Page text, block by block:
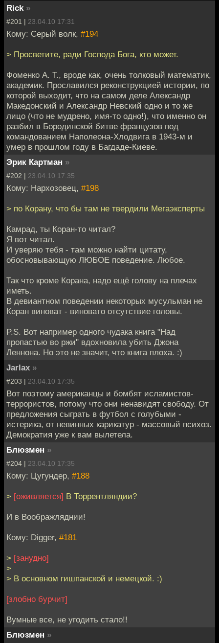
Riсk »
#201 | 23.04.10 17:31
Кому: Серый волк, #194
> Просветите, ради Господа Бога, кто может.
Фоменко А. Т., вроде как, очень толковый математик,
академик. Прославился реконструкцией истории, по
которой выходит, что на самом деле Александр
Македонский и Александр Невский одно и то же
лицо (что не мудрено, имя-то одно!), что именно он
разбил в Бородинской битве французов под
командованием Наполеона-Хлодвига в 1943-м и
умер в прошлом году в Багдаде-Киеве.
Эрик Картман »
#202 | 23.04.10 17:35
Кому: Нархозовец, #198
> по Корану, что бы там не твердили Мегаэксперты
Камрад, ты Коран-то читал?
Я вот читал.
И уверяю тебя - там можно найти цитату,
обосновывающую ЛЮБОЕ поведение. Любое.
Так что кроме Корана, надо ещё голову на плечах
иметь.
В девиантном поведении некоторых мусульман не
Коран виноват - виновато отсутствие головы.
P.S. Вот например одного чудака книга "Над
пропастью во ржи" вдохновила убить Джона
Леннона. Но это не значит, что книга плоха. :)
Jarlax »
#203 | 23.04.10 17:35
Вот поэтому американцы и бомбят исламистов-
террористов, потому что они ненавидят свободу. От
предложения сыграть в футбол с голубыми -
истерика, от невинных карикатур - массовый психоз.
Демократия уже к вам вылетела.
Блюзмен »
#204 | 23.04.10 17:35
Кому: Цугундер, #188
> [оживляется] В Торрентляндии?
И в Воображляднии!
Кому: Digger, #181
> [занудно]
>
> В основном гишпанской и немецкой. :)
[злобно бурчит]
Вумные все, не угодить стало!!
Блюзмен »